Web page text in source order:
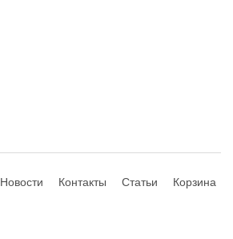
Новости Контакты Статьи Корзина